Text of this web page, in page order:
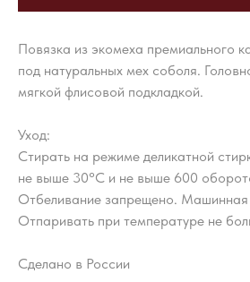
Повязка из экомеха премиального
под натуральных мех соболя.
мягкой флисовой подкладкой.
Уход:
Стирать на режиме деликатной
не выше 30°С и не выше 600
Отбеливание запрещено.
Отпаривать при температуре не
Сделано в России